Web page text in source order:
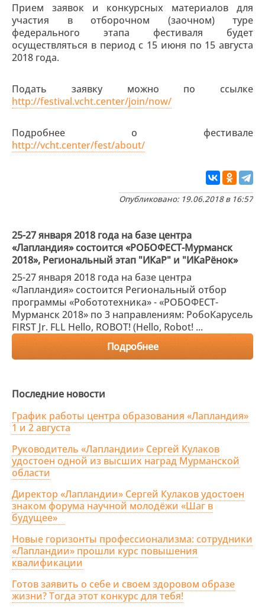
Прием заявок и конкурсных материалов для
участия в отборочном (заочном) туре
федерального этапа фестиваля будет
осуществляться в период с 15 июня по 15 августа
2018 года.
Подать заявку можно по ссылке
http://festival.vcht.center/join/now/
Подробнее о фестивале
http://vcht.center/fest/about/
Опубликовано: 19.06.2018 в 16:57
25-27 января 2018 года на базе центра
«Лапландия» состоится «РОБОФЕСТ-Мурманск
2018», Региональный этап "ИКаР" и "ИКаРёнок»
25-27 января 2018 года на базе центра
«Лапландия» состоится Региональный отбор
программы «Робототехника» - «РОБОФЕСТ-
Мурманск 2018» по 3 направлениям: РобоКарусель
FIRST Jr. FLL Hello, ROBOT! (Hello, Robot! ...
Подробнее
Последние новости
График работы центра образования «Лапландия»
1 и 2 августа
Руководитель «Лапландии» Сергей Кулаков
удостоен одной из высших наград Мурманской
области
Директор «Лапландии» Сергей Кулаков удостоен
знаком форума научной молодёжи «Шаг в
будущее»
Новые горизонты профессионализма: сотрудники
«Лапландии» прошли курс повышения
квалификации
Готов заявить о себе и своем здоровом образе
жизни? Тогда этот конкурс для тебя!